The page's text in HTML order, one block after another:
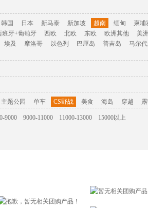
韩国 日本 新马泰 新加坡 越南 缅甸 柬埔
班牙+葡萄牙 西欧 北欧 东欧 欧洲其他 美洲
埃及 摩洛哥 以色列 巴厘岛 普吉岛 马尔
主题公园 单车 CS野战 美食 海岛 穿越
9000 9000-11000 11000-13000
15000以上